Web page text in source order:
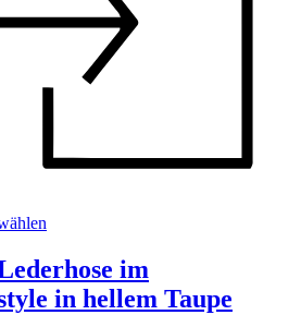
weist
mehrere
Varianten
im
in hellem Taupe